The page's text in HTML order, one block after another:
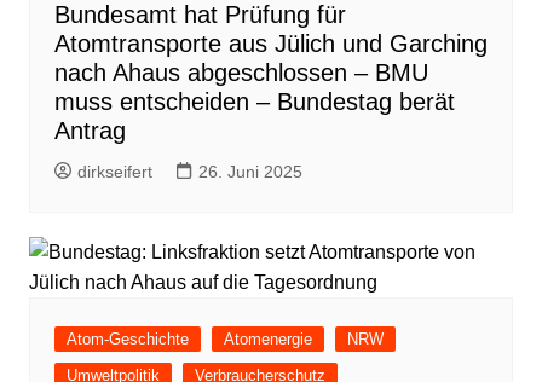
Bundesamt hat Prüfung für
Atomtransporte aus Jülich und Garching
nach Ahaus abgeschlossen – BMU
muss entscheiden – Bundestag berät
Antrag
dirkseifert 26. Juni 2025
Atom-Geschichte Atomenergie
NRW
Umweltpolitik
Verbraucherschutz